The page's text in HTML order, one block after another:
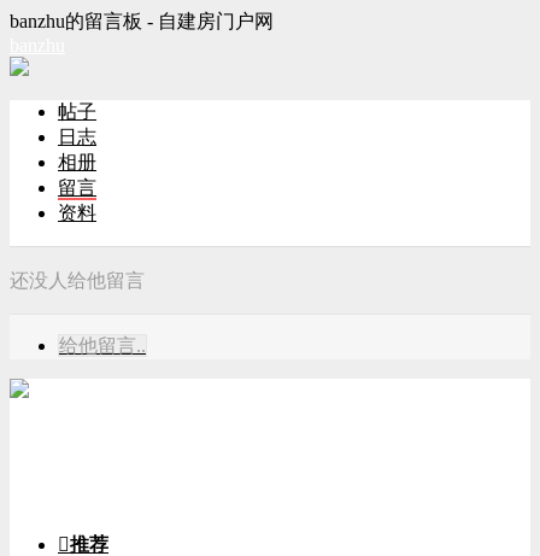
banzhu的留言板 - 自建房门户网
帖子
日志
相册
留言
资料
还没人给他留言
给他留言..
推荐